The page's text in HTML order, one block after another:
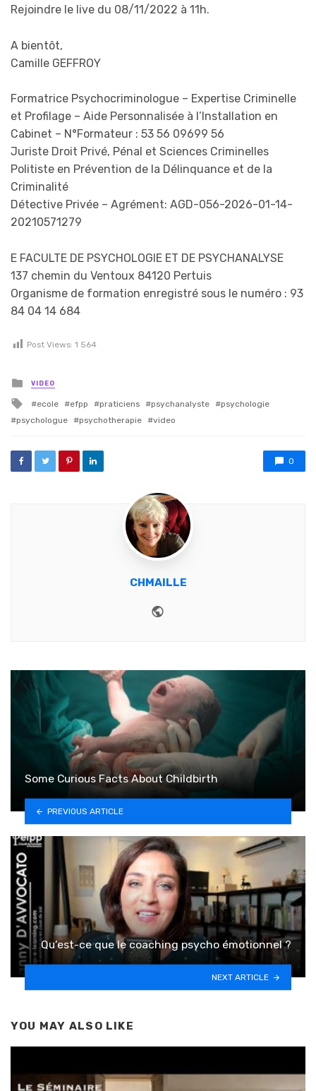
Rejoindre le live du 08/11/2022 à 11h.
A bientôt,
Camille GEFFROY
Formatrice Psychocriminologue – Expertise Criminelle
et Profilage – Aide Personnalisée à l’Installation en
Cabinet – N°Formateur : 53 56 09699 56
Juriste Droit Privé, Pénal et Sciences Criminelles
Politiste en Prévention de la Délinquance et de la
Criminalité
Détective Privée – Agrément: AGD-056-2026-01-14-
20210571279
E FACULTE DE PSYCHOLOGIE ET DE PSYCHANALYSE
137 chemin du Ventoux 84120 Pertuis
Organisme de formation enregistré sous le numéro : 93
84 04 14 684
Post Views: 1 564
Posted in
VIDEO
Tagged with
ecole efpp praticiens psychanalyste
psychologie
psychologue
psychotherapie video
0
CHMAILLE
Some Curious Facts About Childbirth
PREVIOUS ARTICLE
Qu’est-ce que le coaching psycho émotionnel ?
NEXT ARTICLE
YOU MAY ALSO LIKE